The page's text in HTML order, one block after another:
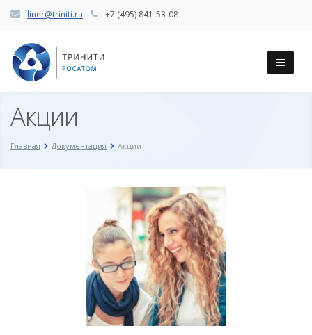
liner@triniti.ru +7 (495) 841-53-08
Акции
Главная Документация Акции